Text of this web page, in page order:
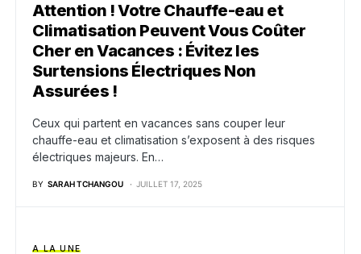
Attention ! Votre Chauffe-eau et
Climatisation Peuvent Vous Coûter
Cher en Vacances : Évitez les
Surtensions Électriques Non
Assurées !
Ceux qui partent en vacances sans couper leur
chauffe-eau et climatisation s’exposent à des risques
électriques majeurs. En…
BY SARAH TCHANGOU JUILLET 17, 2025
A LA UNE